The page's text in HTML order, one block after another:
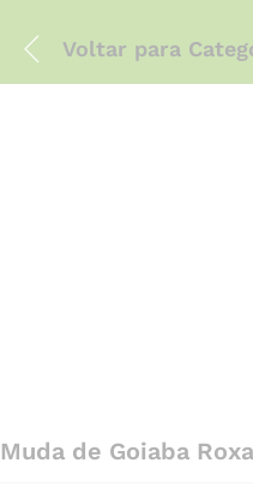
Voltar para
Muda de Goiaba Roxa